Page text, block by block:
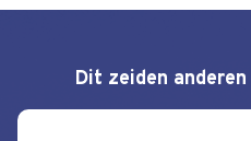
Dit zeiden